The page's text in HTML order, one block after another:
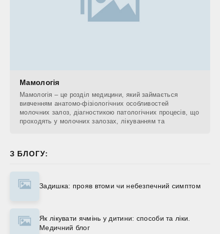
Мамологія
Мамологія – це розділ медицини, який займається
вивченням анатомо-фізіологічних особливостей
молочних залоз, діагностикою патологічних процесів, що
проходять у молочних залозах, лікуванням та
З БЛОГУ:
Задишка: прояв втоми чи небезпечний симптом
Як лікувати ячмінь у дитини: способи та ліки.
Медичний блог